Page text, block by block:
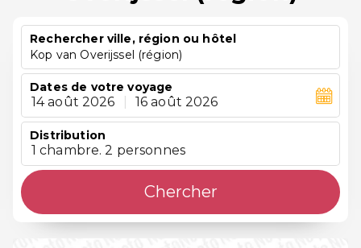
Rechercher ville, région ou hôtel
Kop van Overijssel (région)
Dates de votre voyage
14 août 2026 16 août 2026
Distribution
1 chambre. 2 personnes
Chercher